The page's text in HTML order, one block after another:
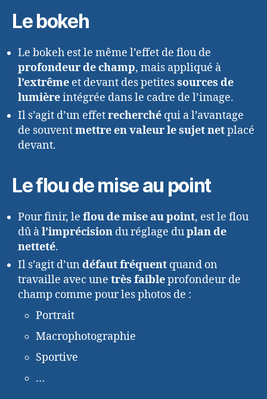
Le bokeh
Le bokeh est le même l’effet de flou de
profondeur de champ, mais appliqué à
l’extrême et devant des petitessources de
lumièreintégrée dans le cadre de l’image.
Il s’agit d’un effetrecherché qui a l’avantage
de souventmettre en valeur le sujet netplacé
devant.
Le flou de mise au point
Pour finir, le flou de mise au point, est le flou
dû àl’imprécision du réglage duplan de
netteté.
Il s’agit d’un défaut fréquent quand on
travaille avec une très faibleprofondeur de
champ comme pour les photos de :
Portrait
Macrophotographie
Sportive
…